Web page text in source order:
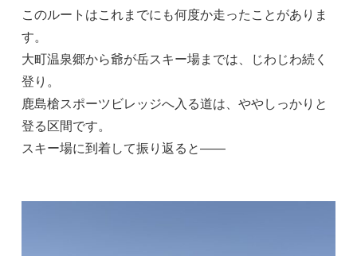
このルートはこれまでにも何度か走ったことがありま
す。
大町温泉郷から爺が岳スキー場までは、じわじわ続く
登り。
鹿島槍スポーツビレッジへ入る道は、ややしっかりと
登る区間です。
スキー場に到着して振り返ると――